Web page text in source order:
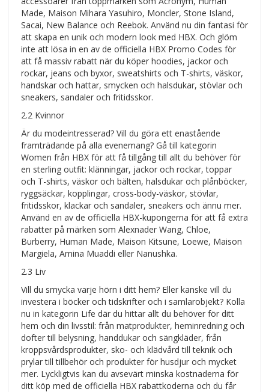
Made, Maison Mihara Yasuhiro, Moncler, Stone Island,
Sacai, New Balance och Reebok. Använd nu din fantasi för
att skapa en unik och modern look med HBX. Och glöm
inte att lösa in en av de officiella HBX Promo Codes för
att få massiv rabatt när du köper hoodies, jackor och
rockar, jeans och byxor, sweatshirts och T-shirts, väskor,
handskar och hattar, smycken och halsdukar, stövlar och
sneakers, sandaler och fritidsskor.
2.2 Kvinnor
Är du modeintresserad? Vill du göra ett enastående
framträdande på alla evenemang? Gå till kategorin
Women från HBX för att få tillgång till allt du behöver för
en sterling outfit: klänningar, jackor och rockar, toppar
och T-shirts, väskor och bälten, halsdukar och plånböcker,
ryggsäckar, kopplingar, cross-body-väskor, stövlar,
fritidsskor, klackar och sandaler, sneakers och ännu mer.
Använd en av de officiella HBX-kupongerna för att få extra
rabatter på märken som Alexnader Wang, Chloe,
Burberry, Human Made, Maison Kitsune, Loewe, Maison
Margiela, Amina Muaddi eller Nanushka.
2.3 Liv
Vill du smycka varje hörn i ditt hem? Eller kanske vill du
investera i böcker och tidskrifter och i samlarobjekt? Kolla
nu in kategorin Life där du hittar allt du behöver för ditt
hem och din livsstil: från matprodukter, heminredning och
dofter till belysning, handdukar och sängkläder, från
kroppsvårdsprodukter, sko- och klädvård till teknik och
prylar till tillbehör och produkter för husdjur och mycket
mer. Lyckligtvis kan du avsevärt minska kostnaderna för
ditt köp med de officiella HBX rabattkoderna och du får